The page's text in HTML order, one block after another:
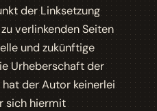
der Linksetzung
verlinkenden Seiten
und zukünftige
Urheberschaft der
der Autor keinerlei
sich hiermit